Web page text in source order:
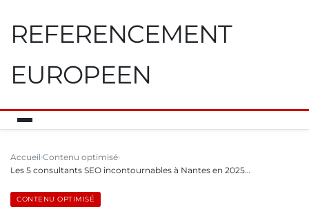
REFERENCEMENT
EUROPEEN
Accueil Contenu optimisé
Les 5 consultants SEO incontournables à Nantes en 2025…
CONTENU OPTIMISÉ